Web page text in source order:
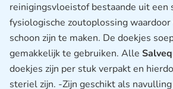
reinigingsvloeistof bestaande uit een
fysiologische zoutoplossing
schoon zijn te maken. De doekjes
gemakkelijk te gebruiken. Alle
doekjes zijn per stuk verpakt en
steriel zijn. -Zijn geschikt als